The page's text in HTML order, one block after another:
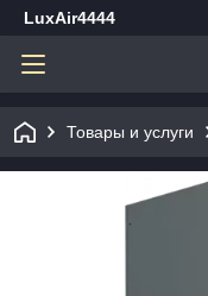
LuxAir4444
Товары и услуги